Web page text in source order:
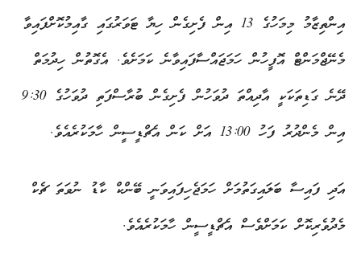
އިންތިޒާމު މިމަހުގެ 13 އިން ފެށިގެން ހިޔާ ޓަވަރުގައި ގާއިމުކޮށްފައިވާ
މެނޭޖްމަންޓް އޮފީހުން ހަމަޖައްސާފައިވާނެ ކަމަށެވެ. އެގޮތުން ހިދުމަތް
ދޭނެ ގަޑިތަކަކީ އާދިއްތަ ދުވަހުން ފެށިގެން ބުރާސްފަތި ދުވަހުގެ 9:30
އިން މެންދުރު ފަހު 13:00 އަށް ކަން އެޗްޑީސީން ހާމަކުރެއެވެ.
އަދި ފައިސާ ބަލައިގަތުމަށް ހަމަޖެހިފައިވަނީ ބޭންކް ކާޑު ނުވަތަ ޗެކް
މެދުވެރިކޮށް ކަމަށްވެސް އެޗްޑީސީން ހާމަކުރެއެވެ.